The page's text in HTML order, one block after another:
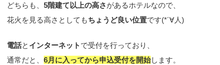
どちらも、5階建て以上の高さがあるホテルなので、
花火を見る高さとしてもちょうど良い位置です(*´∀人)
電話と インターネット で受付を行っており、
通常だと、6月に入ってから申込受付を開始します。